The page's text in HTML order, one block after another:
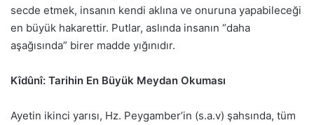
secde etmek, insanın kendi aklına ve onuruna yapabileceği
en büyük hakarettir. Putlar, aslında insanın “daha
aşağısında” birer madde yığınıdır.
Kîdûnî: Tarihin En Büyük Meydan Okuması
Ayetin ikinci yarısı, Hz. Peygamber’in (s.a.v) şahsında, tüm